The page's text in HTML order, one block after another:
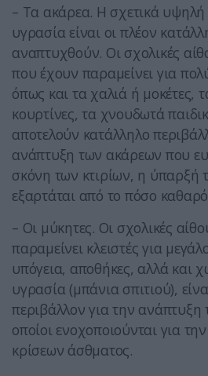
– Τα ακάρεα. Η σχετικά υψηλή
υγρασία είναι οι πλέον
αναπτυχθούν. Οι σχολικές
που έχουν παραμείνει για
όπως και τα χαλιά ή μοκέτες,
κουρτίνες, τα χνουδωτά
αποτελούν κατάλληλο
ανάπτυξη των ακάρεων που
σκόνη των κτιρίων, η ύπαρξή
εξαρτάται από το πόσο
– Οι μύκητες. Οι σχολικές
παραμείνει κλειστές για
υπόγεια, αποθήκες, αλλά και
υγρασία (μπάνια σπιτιού),
περιβάλλον για την
οποίοι ενοχοποιούνται για
κρίσεων άσθματος.